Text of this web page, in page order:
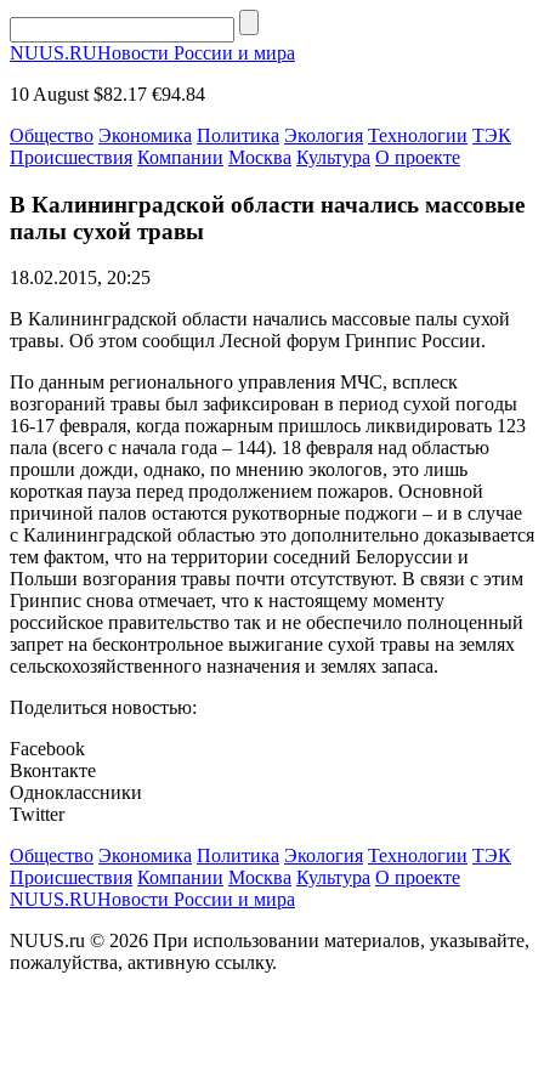
NUUS.RUНовости России и мира
10 August $82.17 €94.84
Общество Экономика Политика Экология Технологии ТЭК
Происшествия Компании Москва Культура О проекте
В Калининградской области начались массовые
палы сухой травы
18.02.2015, 20:25
В Калининградской области начались массовые палы сухой
травы. Об этом сообщил Лесной форум Гринпис России.
По данным регионального управления МЧС, всплеск
возгораний травы был зафиксирован в период сухой погоды
16-17 февраля, когда пожарным пришлось ликвидировать 123
пала (всего с начала года – 144). 18 февраля над областью
прошли дожди, однако, по мнению экологов, это лишь
короткая пауза перед продолжением пожаров. Основной
причиной палов остаются рукотворные поджоги – и в случае
с Калининградской областью это дополнительно доказывается
тем фактом, что на территории соседний Белоруссии и
Польши возгорания травы почти отсутствуют. В связи с этим
Гринпис снова отмечает, что к настоящему моменту
российское правительство так и не обеспечило полноценный
запрет на бесконтрольное выжигание сухой травы на землях
сельскохозяйственного назначения и землях запаса.
Поделиться новостью:
Facebook
Вконтакте
Одноклассники
Twitter
Общество Экономика Политика Экология Технологии ТЭК
Происшествия Компании Москва Культура О проекте
NUUS.RUНовости России и мира
NUUS.ru © 2026 При использовании материалов, указывайте,
пожалуйства, активную ссылку.